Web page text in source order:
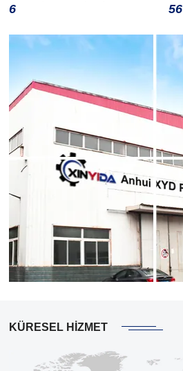
6 56
KÜRESEL HİZMET